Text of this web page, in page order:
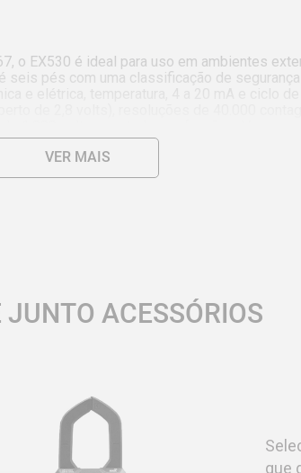
o EX530 é ideal para uso em ambientes
pés com uma classificação de
de suspensão magnética, estojo e uma pilha
VER MAIS
JUNTO ACESSÓRIOS
que